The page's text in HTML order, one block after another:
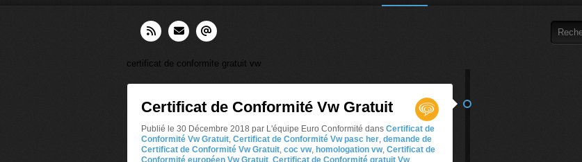
certificat de conformite gratuit vw
Certificat de Conformité Vw Gratuit
Publié le 30 Décembre 2018 par L'équipe Euro Conformité dans Certificat de
Conformité Vw Gratuit Certificat de Conformité Vw pasc her demande de
Certificat de Conformité Vw Gratuit coc vw, homologation vw, Certificat de
Conformité européen Vw Gratuit Certificat de Conformité gratuit Vw,